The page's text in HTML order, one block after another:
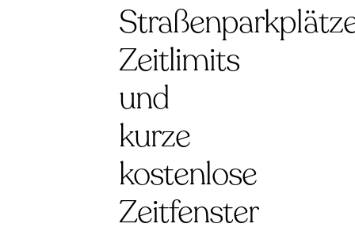
Zeitlimits
und
kurze
kostenlose
Zeitfenster